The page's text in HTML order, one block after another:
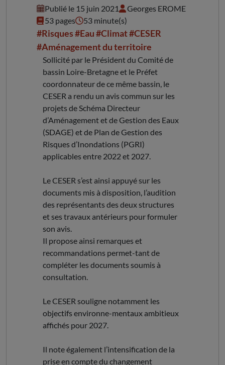
Publié le 15 juin 2021
Georges EROME
53 pages
53 minute(s)
#Risques#Eau#Climat#CESER
#Aménagement du territoire
Sollicité par le Président du Comité de
bassin Loire-Bretagne et le Préfet
coordonnateur de ce même bassin, le
CESER a rendu un avis commun sur les
projets de Schéma Directeur
d’Aménagement et de Gestion des Eaux
(SDAGE) et de Plan de Gestion des
Risques d’Inondations (PGRI)
applicables entre 2022 et 2027.
Le CESER s’est ainsi appuyé sur les
documents mis à disposition, l’audition
des représentants des deux structures
et ses travaux antérieurs pour formuler
son avis.
Il propose ainsi remarques et
recommandations permet-tant de
compléter les documents soumis à
consultation.
Le CESER souligne notamment les
objectifs environne-mentaux ambitieux
affichés pour 2027.
Il note également l’intensification de la
prise en compte du changement